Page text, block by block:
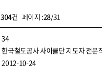
304건 페이지 :28/31
34
한국철도공사 사이클단 지도자 전문
2012-10-24